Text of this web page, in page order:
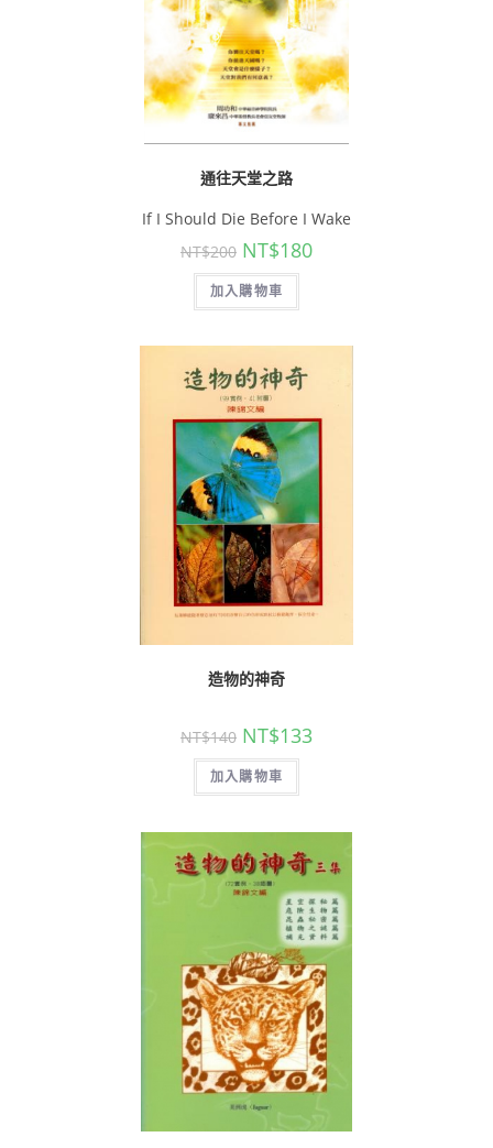
通往天堂之路
If I Should Die Before I Wake
NT$200 NT$180
加入購物車
造物的神奇
NT$140 NT$133
加入購物車